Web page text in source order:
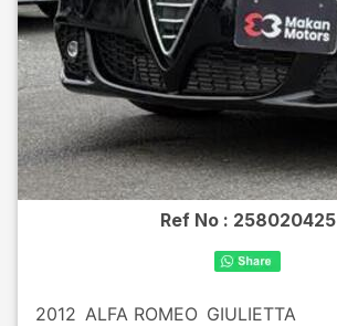
Ref No : 258020425
2012 ALFA ROMEO GIULIETTA